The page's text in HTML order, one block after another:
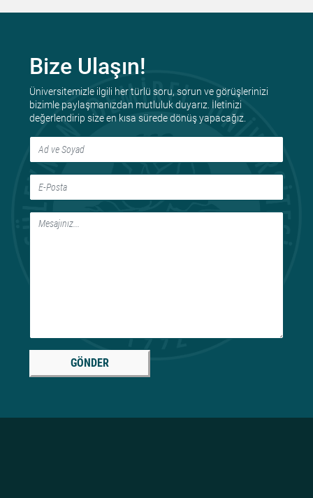
Bize Ulaşın!
Üniversitemizle ilgili her türlü soru, sorun ve görüşlerinizi
bizimle paylaşmanızdan mutluluk duyarız. İletinizi
değerlendirip size en kısa sürede dönüş yapacağız.
GÖNDER